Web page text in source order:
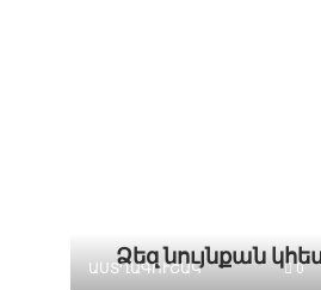
Ձեզ նույնքան
ԱՍՏՂԱԳՈՒՇԱԿ 0